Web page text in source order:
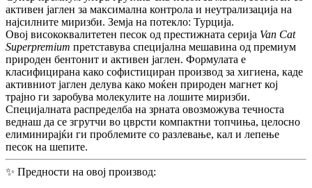
активен јаглен за максимална контрола и неутрализација на
најсилните миризби. Земја на потекло: Турција.
Овој висококвалитетен песок од престижната серија Van Cat
Superpremium претставува специјална мешавина од премиум
природен бентонит и активен јаглен. Формулата е
класифицирана како софистициран производ за хигиена, каде
активниот јаглен делува како моќен природен магнет кој
трајно ги заробува молекулите на лошите миризби.
Специјалната распределба на зрната овозможува течноста
веднаш да се згрутчи во цврсти компактни топчиња, целосно
елиминирајќи ги проблемите со разлевање, кал и лепење
песок на шепите.
✨ Предности на овој производ: